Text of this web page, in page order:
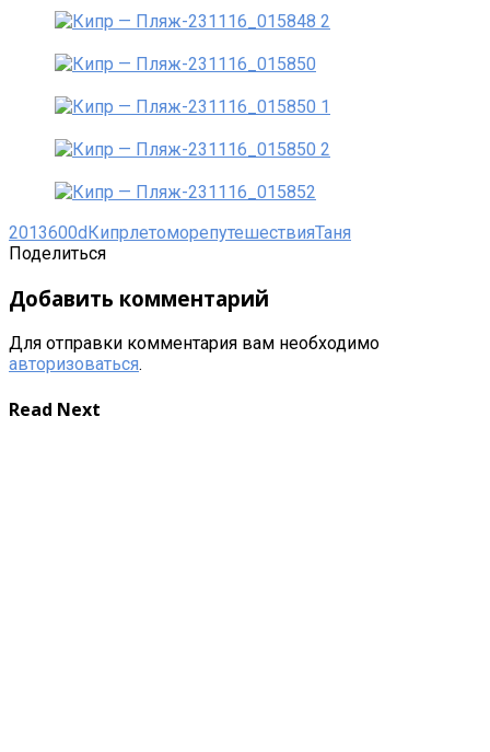
2013600d КипрлетоморепутешествияТаня
Поделиться
Добавить комментарий
Для отправки комментария вам необходимо
авторизоваться.
Read Next